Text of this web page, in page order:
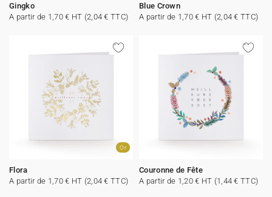
Gingko
A partir de 1,70 € HT (2,04 € TTC)
Blue Crown
A partir de 1,70 € HT (2,04 € TTC)
Or
Flora
A partir de 1,70 € HT (2,04 € TTC)
Couronne de Fête
A partir de 1,20 € HT (1,44 € TTC)